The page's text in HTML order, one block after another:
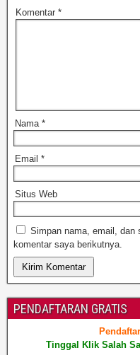
Komentar *
Nama *
Email *
Situs Web
Simpan nama, email, dan
komentar saya berikutnya.
PENDAFTARAN GRATIS
Tinggal Klik Salah